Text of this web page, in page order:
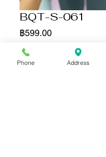
BQT-S-061
฿599.00ราคา
จำนวน
Phone Address